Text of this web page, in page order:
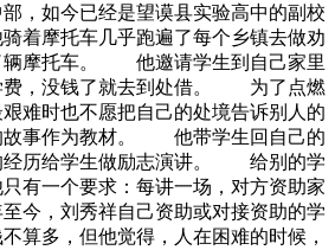
，如今已经是望谟县实验高中的副校
摩托车几乎跑遍了每个乡镇去做劝
辆摩托车。 他邀请学生到自己家里
费，没钱了就去到处借。 为了点燃
难时也不愿把自己的处境告诉别人的
故事作为教材。 他带学生回自己的
经历给学生做励志演讲。 给别的学
有一个要求：每讲一场，对方资助家
，刘秀祥自己资助或对接资助的学
多，但他觉得，人在困难的时候，